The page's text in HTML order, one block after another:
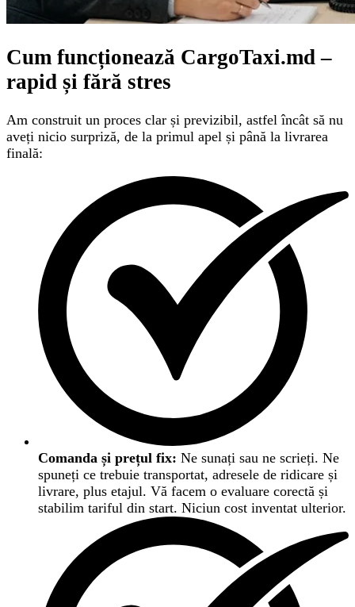
Cum funcționează CargoTaxi.md –
rapid și fără stres
Am construit un proces clar și previzibil, astfel încât să nu
aveți nicio surpriză, de la primul apel și până la livrarea
finală:
Comanda și prețul fix: Ne sunați sau ne scrieți. Ne
spuneți ce trebuie transportat, adresele de ridicare și
livrare, plus etajul. Vă facem o evaluare corectă și
stabilim tariful din start. Niciun cost inventat ulterior.